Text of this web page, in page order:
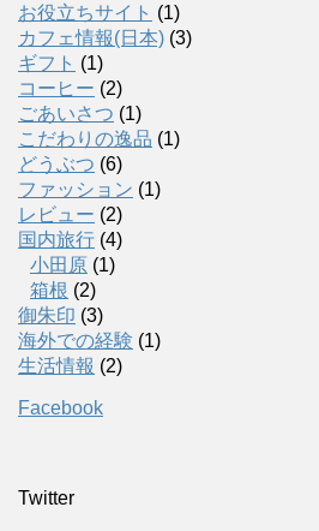
お役立ちサイト (1)
カフェ情報(日本) (3)
ギフト (1)
コーヒー (2)
ごあいさつ (1)
こだわりの逸品 (1)
どうぶつ (6)
ファッション (1)
レビュー (2)
国内旅行 (4)
小田原 (1)
箱根 (2)
御朱印 (3)
海外での経験 (1)
生活情報 (2)
Facebook
Twitter